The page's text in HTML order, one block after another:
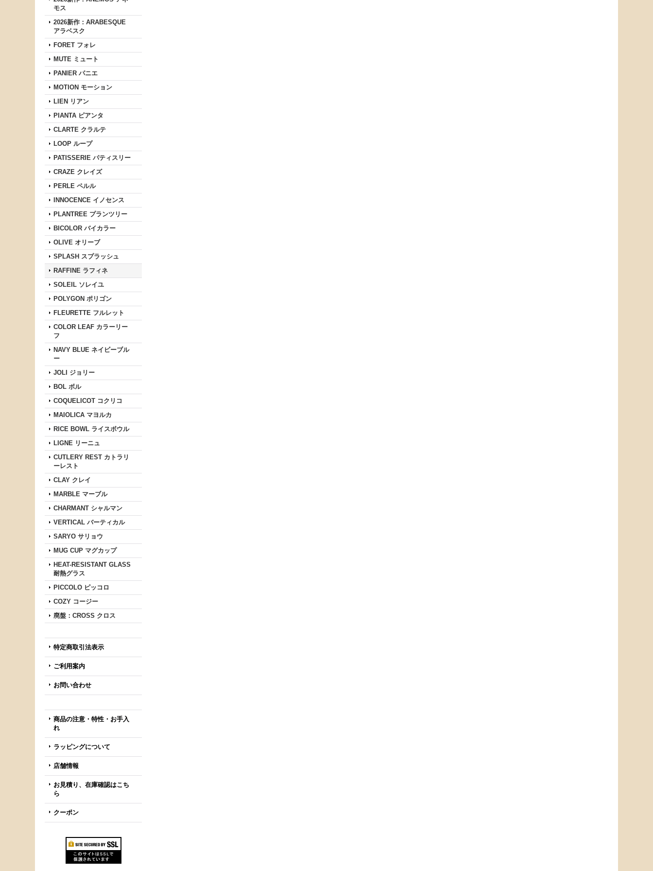
モス
2026新作：ARABESQUE
アラベスク
FORET フォレ
MUTE ミュート
PANIER パニエ
MOTION モーション
LIEN リアン
PIANTA ピアンタ
CLARTE クラルテ
LOOP ループ
PATISSERIE パティスリー
CRAZE クレイズ
PERLE ペルル
INNOCENCE イノセンス
PLANTREE プランツリー
BICOLOR バイカラー
OLIVE オリーブ
SPLASH スプラッシュ
RAFFINE ラフィネ
SOLEIL ソレイユ
POLYGON ポリゴン
FLEURETTE フルレット
COLOR LEAF カラーリー
フ
NAVY BLUE ネイビーブル
ー
JOLI ジョリー
BOL ボル
COQUELICOT コクリコ
MAIOLICA マヨルカ
RICE BOWL ライスボウル
LIGNE リーニュ
CUTLERY REST カトラリ
ーレスト
CLAY クレイ
MARBLE マーブル
CHARMANT シャルマン
VERTICAL バーティカル
SARYO サリョウ
MUG CUP マグカップ
HEAT-RESISTANT GLASS
耐熱グラス
PICCOLO ピッコロ
COZY コージー
廃盤：CROSS クロス
特定商取引法表示
ご利用案内
お問い合わせ
商品の注意・特性・お手入
れ
ラッピングについて
店舗情報
お見積り、在庫確認はこち
ら
クーポン